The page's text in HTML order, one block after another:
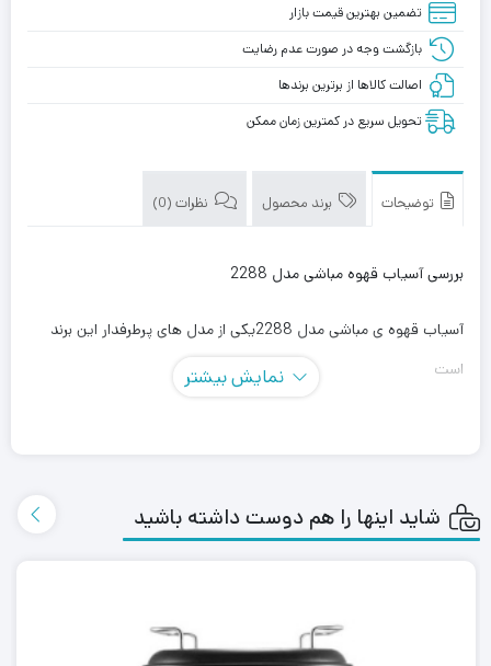
تضمین بهترین قیمت بازار
بازگشت وجه در صورت عدم رضایت
اصالت کالاها از برترین برندها
تحویل سریع در کمترین زمان ممکن
توضیحات برند محصول نظرات (0)
بررسی آسیاب قهوه مباشی مدل 2288
آسیاب قهوه ی مباشی مدل 2288یکی از مدل های پرطرفدار این برند
است
توان/ 180 وات
جنس تیغه /استیل زد زنگ
نمایش بیشتر
شاید اینها را هم دوست داشته باشید